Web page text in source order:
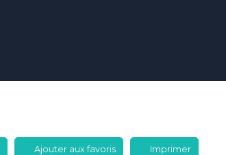
Ajouter aux favoris Imprimer